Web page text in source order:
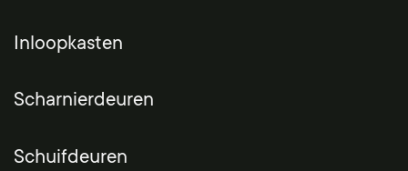
Inloopkasten
Scharnierdeuren
Schuifdeuren